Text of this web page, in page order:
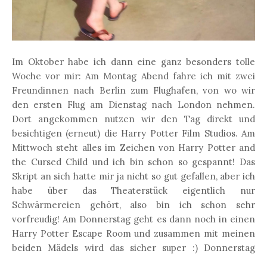
Im Oktober habe ich dann eine ganz besonders tolle
Woche vor mir: Am Montag Abend fahre ich mit zwei
Freundinnen nach Berlin zum Flughafen, von wo wir
den ersten Flug am Dienstag nach London nehmen.
Dort angekommen nutzen wir den Tag direkt und
besichtigen (erneut) die Harry Potter Film Studios. Am
Mittwoch steht alles im Zeichen von Harry Potter and
the Cursed Child und ich bin schon so gespannt! Das
Skript an sich hatte mir ja nicht so gut gefallen, aber ich
habe über das Theaterstück eigentlich nur
Schwärmereien gehört, also bin ich schon sehr
vorfreudig! Am Donnerstag geht es dann noch in einen
Harry Potter Escape Room und zusammen mit meinen
beiden Mädels wird das sicher super :) Donnerstag